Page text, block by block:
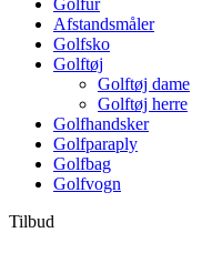
Golfur
Afstandsmåler
Golfsko
Golftøj
Golftøj dame
Golftøj herre
Golfhandsker
Golfparaply
Golfbag
Golfvogn
Tilbud